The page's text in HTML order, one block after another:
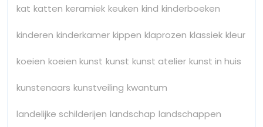
kat katten keramiek keuken kind kinderboeken
kinderen kinderkamer kippen klaprozen klassiek kleur
koeien koeien kunst kunst kunst atelier kunst in huis
kunstenaars kunstveiling kwantum
landelijke schilderijen landschap landschappen